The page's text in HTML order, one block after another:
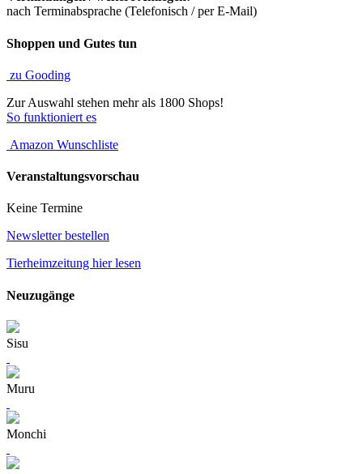
nach Terminabsprache (Telefonisch / per E-Mail)
Shoppen und Gutes tun
zu Gooding
Zur Auswahl stehen mehr als 1800 Shops!
So funktioniert es
Amazon Wunschliste
Veranstaltungsvorschau
Keine Termine
Newsletter bestellen
Tierheimzeitung hier lesen
Neuzugänge
Sisu
Muru
Monchi